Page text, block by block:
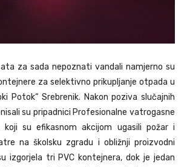
za sada nepoznati vandali namjerno su
za selektivno prikupljanje otpada u
Potok“ Srebrenik. Nakon poziva slučajnih
su pripadnici Profesionalne vatrogasne
koji su efikasnom akcijom ugasili požar i
na školsku zgradu i obližnji proizvodni
izgorjela tri PVC kontejnera, dok je jedan